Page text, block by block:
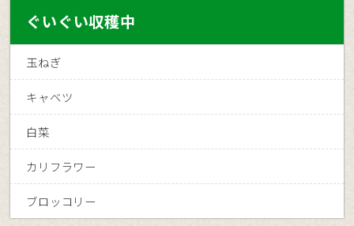
ぐいぐい収穫中
玉ねぎ
キャベツ
白菜
カリフラワー
ブロッコリー